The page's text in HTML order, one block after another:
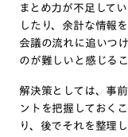
まとめ力が不足して
したり、余計な情報
会議の流れに追いつ
のが難しいと感じる
解決策としては、事
ントを把握しておく
り、後でそれを整理